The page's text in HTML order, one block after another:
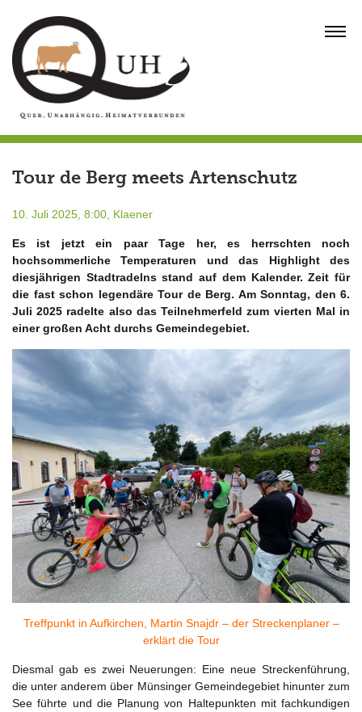
content
Tour de Berg meets Artenschutz
10. Juli 2025, 8:00, Klaener
Es ist jetzt ein paar Tage her, es herrschten noch
hochsommerliche Temperaturen und das Highlight des
diesjährigen Stadtradelns stand auf dem Kalender. Zeit für
die fast schon legendäre Tour de Berg. Am Sonntag, den 6.
Juli 2025 radelte also das Teilnehmerfeld zum vierten Mal in
einer großen Acht durchs Gemeindegebiet.
Treffpunkt in Aufkirchen, Martin Snajdr – der Streckenplaner –
erklärt die Tour
Diesmal gab es zwei Neuerungen: Eine neue Streckenführung,
die unter anderem über Münsinger Gemeindegebiet hinunter zum
See führte und die Planung von Haltepunkten mit fachkundigen